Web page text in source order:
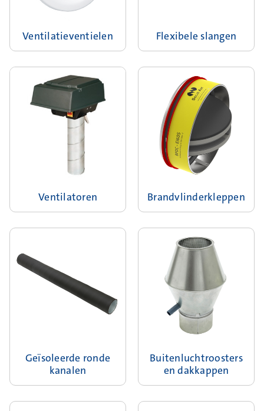
Ventilatieventielen Flexibele slangen
Ventilatoren Brandvlinderkleppen
Geïsoleerde ronde
kanalen
Buitenluchtroosters
en dakkappen